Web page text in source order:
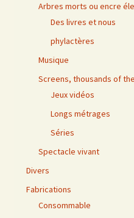
Arbres morts ou encre
Des livres et nous
phylactères
Musique
Screens, thousands of
Jeux vidéos
Longs métrages
Séries
Spectacle vivant
Divers
Fabrications
Consommable